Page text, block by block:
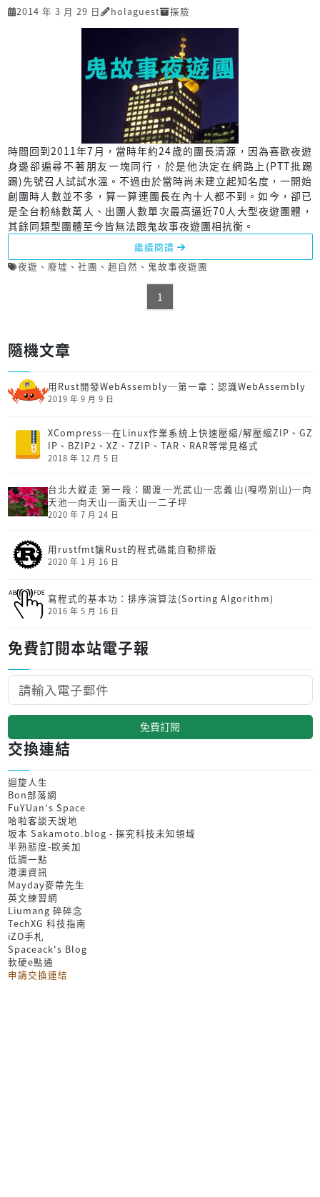
2014 年 3 月 29 日 holaguest 探險
時間回到2011年7月，當時年約24歲的團長清源，因為喜歡夜遊
身邊卻遍尋不著朋友一塊同行，於是他決定在網路上(PTT批踢
踢)先號召人試試水溫。不過由於當時尚未建立起知名度，一開始
創團時人數並不多，算一算連團長在內十人都不到。如今，卻已
是全台粉絲數萬人、出團人數單次最高逼近70人大型夜遊團體，
其餘同類型團體至今皆無法跟鬼故事夜遊團相抗衡。
繼續閱讀
夜遊 、 廢墟 、 社團 、 超自然 、 鬼故事夜遊團
1
隨機文章
用Rust開發Web­Assembly─第一章：認識Web­Assembly
2019 年 9 月 9 日
XCompress─在Linux作業系統上快速壓縮/解壓縮ZIP、GZ
IP、BZIP2、XZ、7ZIP、TAR、RAR等常見格式
2018 年 12 月 5 日
台北大縱走 第一段：關渡─光武山─忠義山(嘎嘮別山)─向
天池─向天山─面天山─二子坪
2020 年 7 月 24 日
用rustfmt讓Rust的程式碼能自動排版
2020 年 1 月 16 日
寫程式的基本功：排序演算法(Sorting Algorithm)
2016 年 5 月 16 日
免費訂閱本站電子報
免費訂閱
交換連結
迴旋人生
Bon部落網
FuYUan's Space
哈啦客談天說地
坂本 Sakamoto.blog - 探究科技未知領域
半熟態度-歐美加
低調一點
港澳資訊
Mayday麥帶先生
英文練習網
Liumang 碎碎念
TechXG 科技指南
iZO手札
Spaceack's Blog
軟硬e點通
申請交換連結